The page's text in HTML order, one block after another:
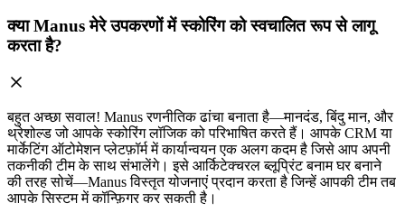
क्या Manus मेरे उपकरणों में स्कोरिंग को स्वचालित रूप से लागू
करता है?
बहुत अच्छा सवाल! Manus रणनीतिक ढांचा बनाता है—मानदंड, बिंदु मान, और
थ्रेशोल्ड जो आपके स्कोरिंग लॉजिक को परिभाषित करते हैं। आपके CRM या
मार्केटिंग ऑटोमेशन प्लेटफ़ॉर्म में कार्यान्वयन एक अलग कदम है जिसे आप अपनी
तकनीकी टीम के साथ संभालेंगे। इसे आर्किटेक्चरल ब्लूप्रिंट बनाम घर बनाने
की तरह सोचें—Manus विस्तृत योजनाएं प्रदान करता है जिन्हें आपकी टीम तब
आपके सिस्टम में कॉन्फ़िगर कर सकती है।